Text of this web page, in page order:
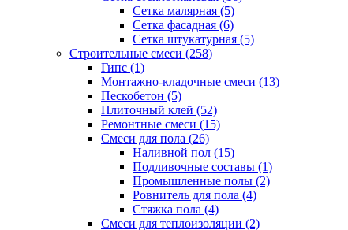
Сетка малярная (5)
Сетка фасадная (6)
Сетка штукатурная (5)
Строительные смеси (258)
Гипс (1)
Монтажно-кладочные смеси (13)
Пескобетон (5)
Плиточный клей (52)
Ремонтные смеси (15)
Смеси для пола (26)
Наливной пол (15)
Подливочные составы (1)
Промышленные полы (2)
Ровнитель для пола (4)
Стяжка пола (4)
Смеси для теплоизоляции (2)